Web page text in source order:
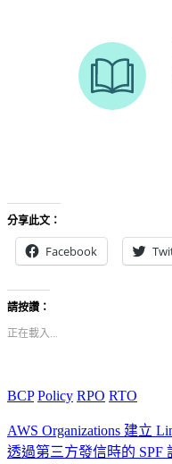
分享此文：
Facebook
請按讚：
正在載入...
BCP Policy RPO RTO
AWS Organizations 建立
透過第三方發信時的 SPF